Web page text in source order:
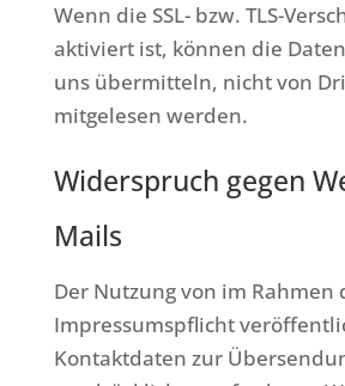
Wenn die SSL- bzw. TLS-
aktiviert ist, können die
uns übermitteln, nicht von
mitgelesen werden.
Widerspruch gegen
Mails
Der Nutzung von im Rahmen
Impressumspflicht
Kontaktdaten zur